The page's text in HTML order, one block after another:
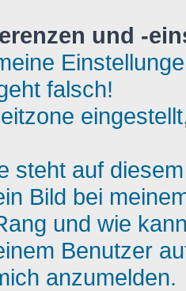
und -
falsch!
steht auf
Bild bei
und wie
Benutzer
anzumelden.